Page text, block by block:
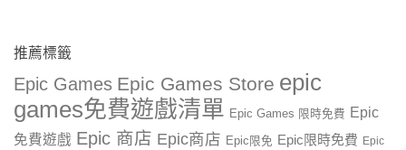
推薦標籤
Epic Games Epic Games Store epic
games免費遊戲清單 Epic Games 限時免費 Epic
免費遊戲 Epic 商店 Epic商店 Epic限免 Epic限時免費 Epic